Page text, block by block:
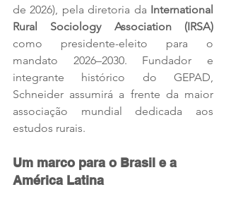
de 2026), pela diretoria da International
Rural Sociology Association (IRSA)
como presidente-eleito para o
mandato 2026–2030. Fundador e
integrante histórico do GEPAD,
Schneider assumirá a frente da maior
associação mundial dedicada aos
estudos rurais.
Um marco para o Brasil e a
América Latina